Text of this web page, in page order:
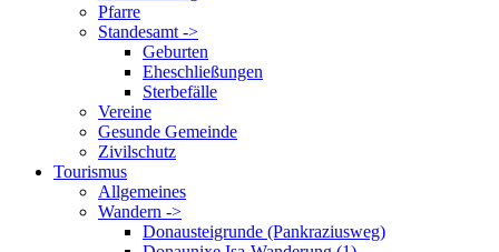
Pfarre
Standesamt ->
Geburten
Eheschließungen
Sterbefälle
Vereine
Gesunde Gemeinde
Zivilschutz
Tourismus
Allgemeines
Wandern ->
Donausteigrunde (Pankraziusweg)